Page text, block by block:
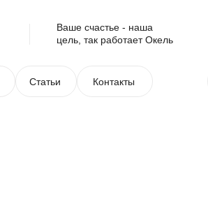
Ваше счастье - наша
цель, так работает Окель
Статьи Контакты